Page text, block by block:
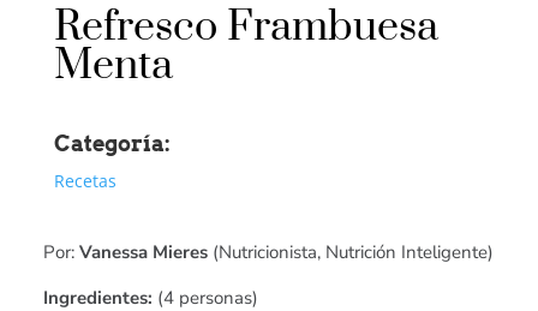
Refresco Frambuesa
Menta
Categoría:
Recetas
Por:Vanessa Mieres (Nutricionista, Nutrición Inteligente)
Ingredientes: (4 personas)